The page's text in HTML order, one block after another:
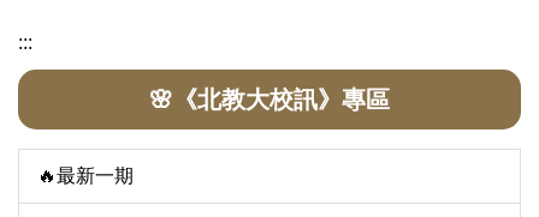
:::
🌸《北教大校訊》專區
🔥最新一期